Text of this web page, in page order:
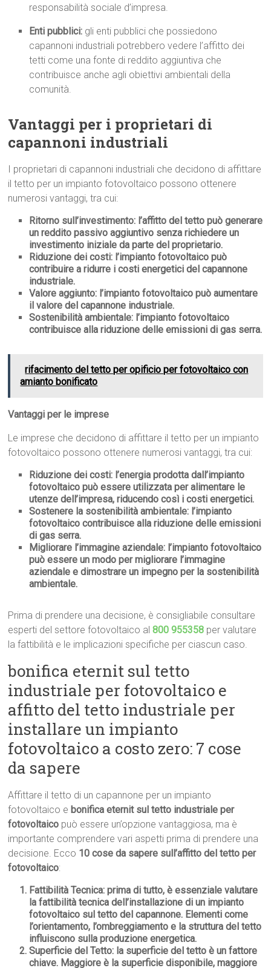
responsabilità sociale d’impresa.
Enti pubblici: gli enti pubblici che possiedono
capannoni industriali potrebbero vedere l’affitto dei
tetti come una fonte di reddito aggiuntiva che
contribuisce anche agli obiettivi ambientali della
comunità.
Vantaggi per i proprietari di
capannoni industriali
I proprietari di capannoni industriali che decidono di affittare
il tetto per un impianto fotovoltaico possono ottenere
numerosi vantaggi, tra cui:
Ritorno sull’investimento: l’affitto del tetto può generare
un reddito passivo aggiuntivo senza richiedere un
investimento iniziale da parte del proprietario.
Riduzione dei costi: l’impianto fotovoltaico può
contribuire a ridurre i costi energetici del capannone
industriale.
Valore aggiunto: l’impianto fotovoltaico può aumentare
il valore del capannone industriale.
Sostenibilità ambientale: l’impianto fotovoltaico
contribuisce alla riduzione delle emissioni di gas serra.
rifacimento del tetto per opificio per fotovoltaico con
amianto bonificato
Vantaggi per le imprese
Le imprese che decidono di affittare il tetto per un impianto
fotovoltaico possono ottenere numerosi vantaggi, tra cui:
Riduzione dei costi: l’energia prodotta dall’impianto
fotovoltaico può essere utilizzata per alimentare le
utenze dell’impresa, riducendo così i costi energetici.
Sostenere la sostenibilità ambientale: l’impianto
fotovoltaico contribuisce alla riduzione delle emissioni
di gas serra.
Migliorare l’immagine aziendale: l’impianto fotovoltaico
può essere un modo per migliorare l’immagine
aziendale e dimostrare un impegno per la sostenibilità
ambientale.
Prima di prendere una decisione, è consigliabile consultare
esperti del settore fotovoltaico al800 955358 per valutare
la fattibilità e le implicazioni specifiche per ciascun caso.
bonifica eternit sul tetto
industriale per fotovoltaico e
affitto del tetto industriale per
installare un impianto
fotovoltaico a costo zero: 7 cose
da sapere
Affittare il tetto di un capannone per un impianto
fotovoltaico e bonifica eternit sul tetto industriale per
fotovoltaico può essere un’opzione vantaggiosa, ma è
importante comprendere vari aspetti prima di prendere una
decisione. Ecco 10 cose da sapere sull’affitto del tetto per
fotovoltaico:
Fattibilità Tecnica: prima di tutto, è essenziale valutare
la fattibilità tecnica dell’installazione di un impianto
fotovoltaico sul tetto del capannone. Elementi come
l’orientamento, l’ombreggiamento e la struttura del tetto
influiscono sulla produzione energetica.
Superficie del Tetto: la superficie del tetto è un fattore
chiave. Maggiore è la superficie disponibile, maggiore